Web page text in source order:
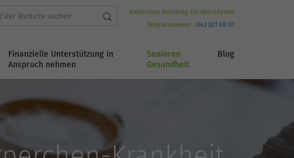
Kostenlose Beratung Für Altersheime
Telefonnummer : 043 501 68 07
Finanzielle Unterstützung in
Anspruch nehmen
Senioren
Gesundheit
Blog